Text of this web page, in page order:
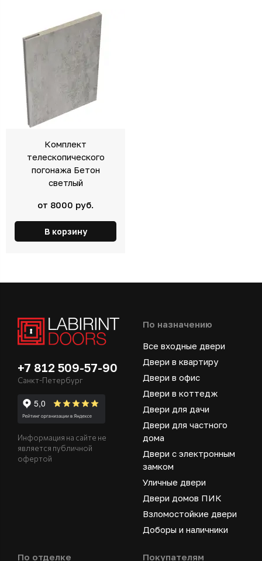
Комплект
телескопического
погонажа Бетон
светлый
от 8000 руб.
В корзину
+7 812 509-57-90
Санкт-Петербург
Информация на сайте не
является публичной
офертой
По назначению
Все входные двери
Двери в квартиру
Двери в офис
Двери в коттедж
Двери для дачи
Двери для частного
дома
Двери с электронным
замком
Уличные двери
Двери домов ПИК
Взломостойкие двери
Доборы и наличники
По отделке Покупателям